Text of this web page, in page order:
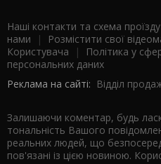
Наші контакти та схема проїзду
нами | Розмістити свої
Користувача |
Політика у
персональних даних
Реклама на сайті: Відділ
Залишаючи коментар, будь
тональність Вашого
реальних людей, що
пов'язані із цією новиною.